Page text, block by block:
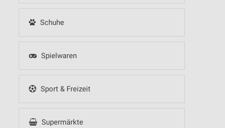
Schuhe
Spielwaren
Sport & Freizeit
Supermärkte